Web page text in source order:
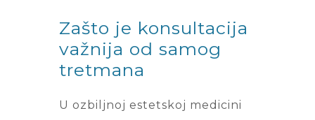
Zašto je konsultacija
važnija od samog
tretmana
U ozbiljnoj estetskoj medicini